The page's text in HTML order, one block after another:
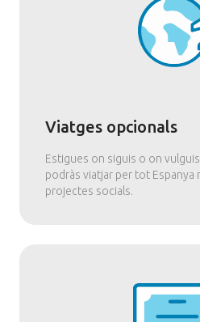
Viatges opcionals
Estigues on siguis o on
podràs viatjar per tot Espanya
projectes socials.